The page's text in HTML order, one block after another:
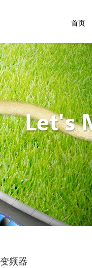
首页
变频器